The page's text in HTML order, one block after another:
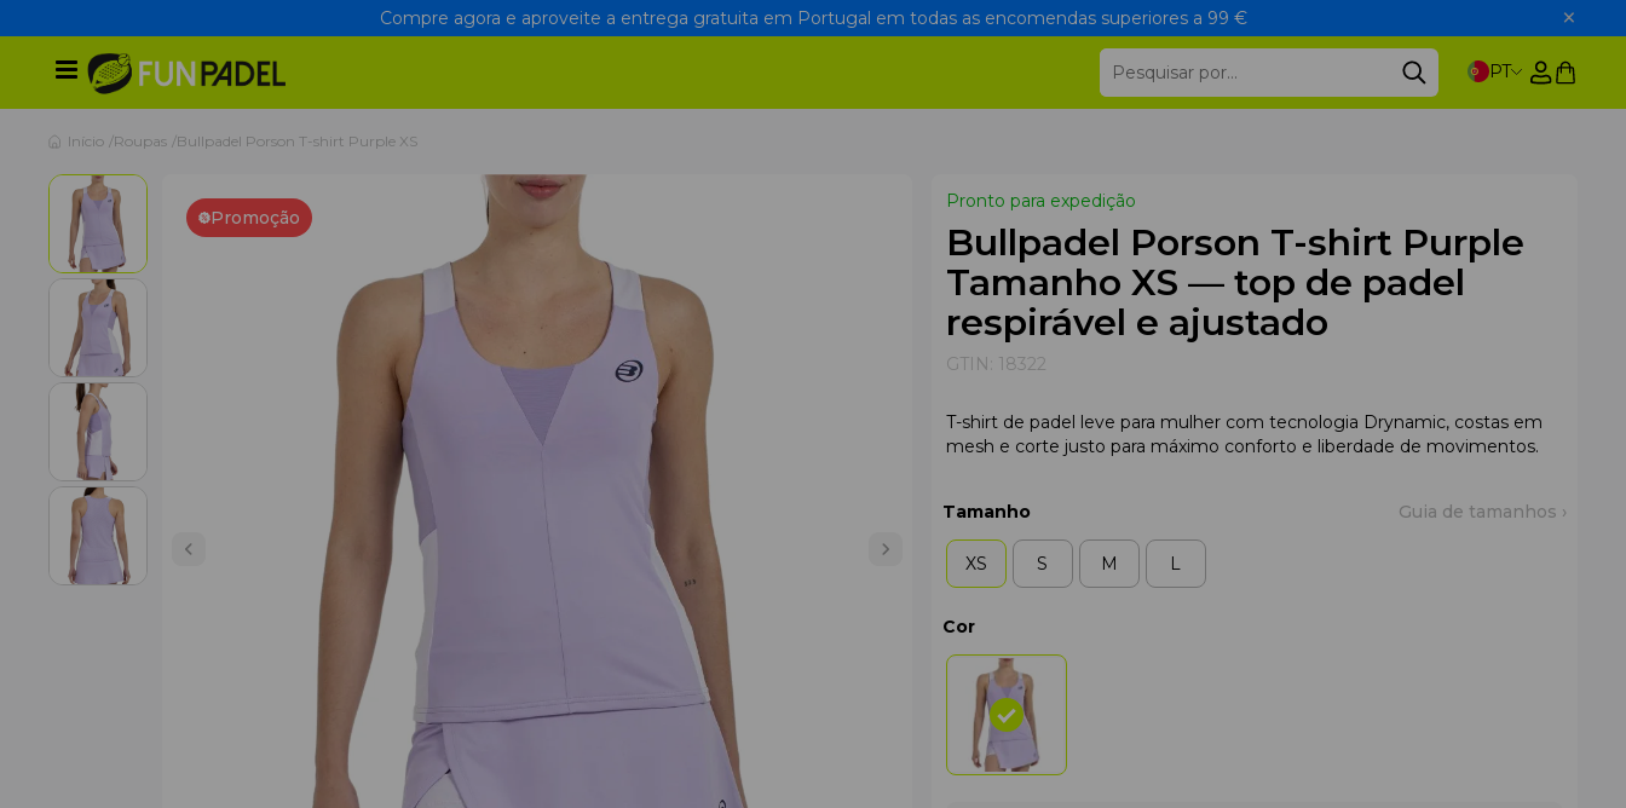
Compre agora e aproveite a entrega gratuita em Portugal em todas as encomendas superiores a 99 €
PT
Início Roupas Bullpadel Porson T-shirt Purple XS
Promoção
Pronto para expedição
Bullpadel Porson T-shirt Purple
Tamanho XS — top de padel
respirável e ajustado
GTIN: 18322
T-shirt de padel leve para mulher com tecnologia Drynamic, costas em
mesh e corte justo para máximo conforto e liberdade de movimentos.
Tamanho Guia de tamanhos ›
XS S M L
Cor